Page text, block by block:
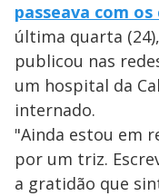
passeava com
última quarta
publicou nas
um hospital da
internado.
"Ainda estou em
por um triz.
a gratidão que